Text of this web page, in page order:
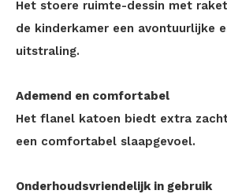
Het stoere ruimte-dessin met
de kinderkamer een avontuurlijke
uitstraling.
Ademend en comfortabel
Het flanel katoen biedt extra
een comfortabel slaapgevoel.
Onderhoudsvriendelijk in gebruik